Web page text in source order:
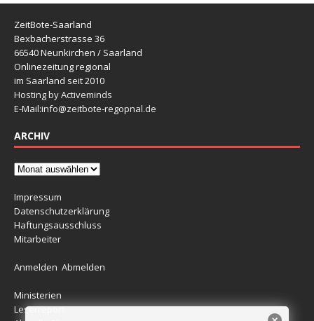
ZeitBote-Saarland
Bexbacherstrasse 36
66540 Neunkirchen / Saarland
Onlinezeitung regional
im Saarland seit 2010
Hosting by Activeminds
E-Mail:info@zeitbote-regopnal.de
ARCHIV
Impressum
Datenschutzerklärung
Haftungsausschluss
Mitarbeiter
Anmelden Abmelden
Ministerien
Leserreport